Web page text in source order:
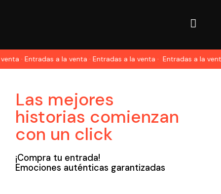
· Entradas a la venta · Entradas a la venta ·Entradas a la venta ·
Las mejores
historias comienzan
con un click
¡Compra tu entrada!
Emociones auténticas garantizadas